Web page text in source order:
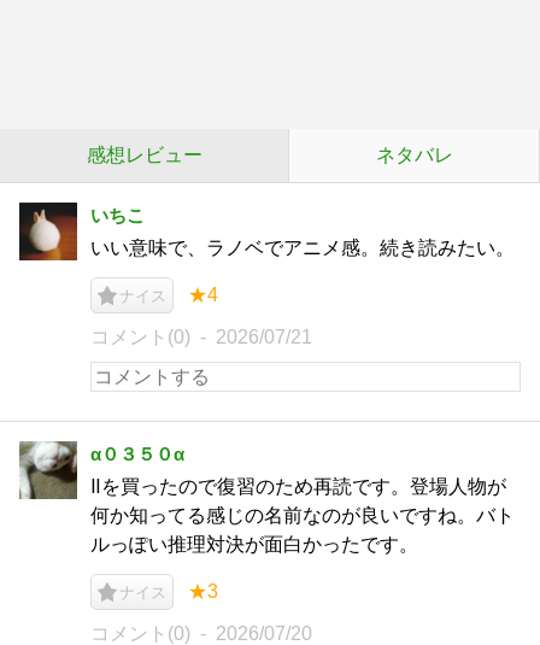
感想レビュー ネタバレ
いちこ
いい意味で、ラノベでアニメ感。続き読みたい。
ナイス ★4
コメント(0) 2026/07/21
α０３５０α
Ⅱを買ったので復習のため再読です。登場人物が
何か知ってる感じの名前なのが良いですね。バト
ルっぽい推理対決が面白かったです。
ナイス ★3
コメント(0) 2026/07/20